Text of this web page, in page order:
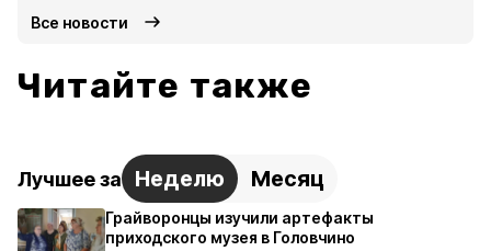
Все новости
Читайте также
Лучшее за Неделю Месяц
Грайворонцы изучили артефакты
приходского музея в Головчино